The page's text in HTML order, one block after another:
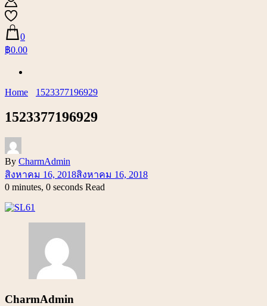
0
฿0.00
Home 1523377196929
1523377196929
By CharmAdmin
สิงหาคม 16, 2018สิงหาคม 16, 2018
0 minutes, 0 seconds Read
CharmAdmin